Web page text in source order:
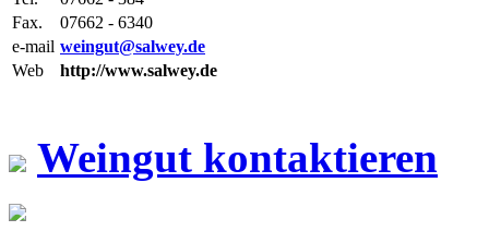
Fax.
07662 - 6340
e-mail weingut@salwey.de
Web
http://www.salwey.de
Weingut kontaktieren